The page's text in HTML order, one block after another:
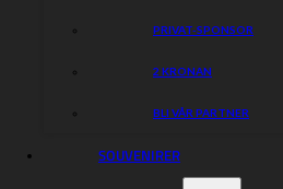
PRIVAT-SPONSOR
2 KRONAN
BLI VÅR PARTNER
SOUVENIRER